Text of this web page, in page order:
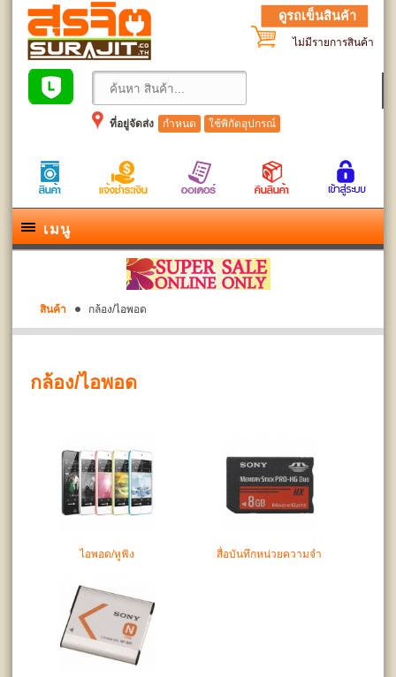
ดูรถเข็นสินค้า
ไม่มีรายการสินค้า
ที่อยู่จัดส่ง กำหนด ใช้พิกัดอุปกรณ์
เมนู
สินค้า กล้อง/ไอพอด
กล้อง/ไอพอด
ไอพอด/หูฟัง สื่อบันทึกหน่วยความจำ